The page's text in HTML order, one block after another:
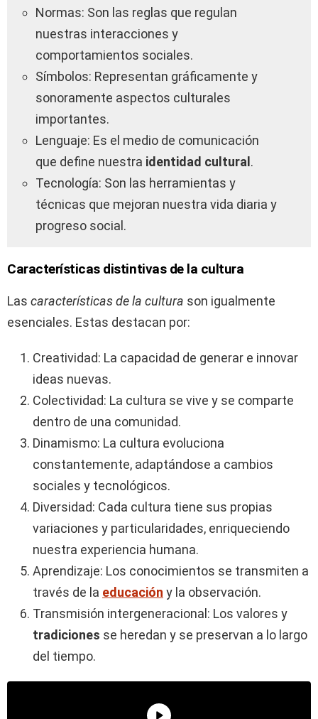
Normas: Son las reglas que regulan
nuestras interacciones y
comportamientos sociales.
Símbolos: Representan gráficamente y
sonoramente aspectos culturales
importantes.
Lenguaje: Es el medio de comunicación
que define nuestra identidad cultural .
Tecnología: Son las herramientas y
técnicas que mejoran nuestra vida diaria y
progreso social.
Características distintivas de la cultura
Las características de la cultura son igualmente
esenciales. Estas destacan por:
Creatividad: La capacidad de generar e innovar
ideas nuevas.
Colectividad: La cultura se vive y se comparte
dentro de una comunidad.
Dinamismo: La cultura evoluciona
constantemente, adaptándose a cambios
sociales y tecnológicos.
Diversidad: Cada cultura tiene sus propias
variaciones y particularidades, enriqueciendo
nuestra experiencia humana.
Aprendizaje: Los conocimientos se transmiten a
través de la educación y la observación.
Transmisión intergeneracional: Los valores y
tradiciones se heredan y se preservan a lo largo
del tiempo.